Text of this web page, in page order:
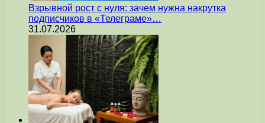
Взрывной рост с нуля: зачем нужна накрутка
подписчиков в «Телеграме»…
31.07.2026